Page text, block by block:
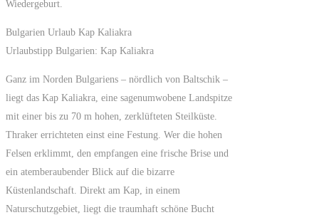
Wiedergeburt.
Bulgarien Urlaub Kap Kaliakra
Urlaubstipp Bulgarien: Kap Kaliakra
Ganz im Norden Bulgariens – nördlich von Baltschik –
liegt das Kap Kaliakra, eine sagenumwobene Landspitze
mit einer bis zu 70 m hohen, zerklüfteten Steilküste.
Thraker errichteten einst eine Festung. Wer die hohen
Felsen erklimmt, den empfangen eine frische Brise und
ein atemberaubender Blick auf die bizarre
Küstenlandschaft. Direkt am Kap, in einem
Naturschutzgebiet, liegt die traumhaft schöne Bucht